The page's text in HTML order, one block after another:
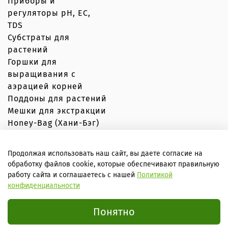
регуляторы рН, EC,
TDS
Субстраты для
растений
Горшки для
выращивания с
аэрацией корней
Поддоны для растений
Мешки для экстракции
Honey-Bag (Хани-Бэг)
© Вершки и корешки 2020–2026 Любое использование
контента без письменного разрешения запрещено
Внимание! Сайт не является публичной офертой, вся
информация носит справочный характер. Все условия
заказа уточняются с менеджером!
Продолжая использовать наш сайт, вы даете согласие на
обработку файлов cookie, которые обеспечивают правильную
работу сайта и соглашаетесь с нашей Политикой
конфиденциальности
Понятно